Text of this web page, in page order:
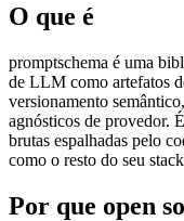
O que é
promptschema é uma
de LLM como artefatos
versionamento
agnósticos de provedor.
brutas espalhadas pelo
como o resto do seu
Por que open